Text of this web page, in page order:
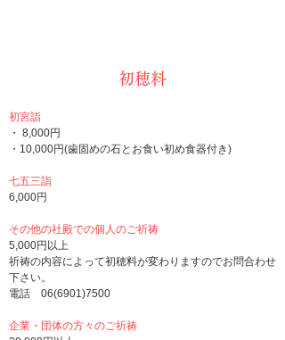
初穂料
初宮詣
・ 8,000円
・10,000円(歯固めの石とお食い初め食器付き)
七五三詣
6,000円
その他の社殿での個人のご祈祷
5,000円以上
祈祷の内容によって初穂料が変わりますのでお問合わせ
下さい。
電話 06(6901)7500
企業・団体の方々のご祈祷